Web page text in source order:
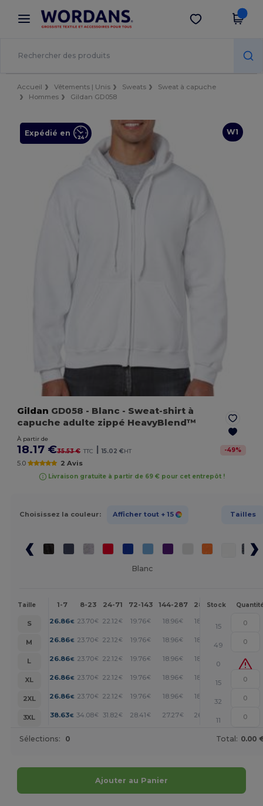
× Appli Wordans
Meilleurs prix sur l’app !
Obtenir l'appli
Accueil Vêtements | Unis Sweats
Sweat à capuche
Hommes
Gildan GD058
W1
Expédié en
Gildan GD058 - Blanc - Sweat-shirt à
capuche adulte zippé HeavyBlend™
À partir de
18.17 €35.53 € TTC | 15.02 €HT -49%
5.0 2 Avis
Livraison gratuite à partir de 69 € pour cet entrepôt !
Choisissez la couleur: Afficher tout + 15 Tailles
Blanc
Taille 1-7 8-23 24-71 72-143 144-287 288 + Plus
Stock
S 26.86€ 23.70€ 22.12 € 19.76€ 18.96€ 18.17
15
M
26.86€ 23.70€ 22.12 € 19.76€ 18.96€ 18.17
49
L
26.86€ 23.70€ 22.12 € 19.76€ 18.96€ 18.17
0
XL
26.86€ 23.70€ 22.12 € 19.76€ 18.96€ 18.17
15
2XL
26.86€ 23.70€ 22.12 € 19.76€ 18.96€ 18.17
32
3XL
38.63€ 34.08€ 31.82€ 28.41 € 27.27€ 26.13
11
Sélections: 0 Total: 0.00
Ajouter au Panier